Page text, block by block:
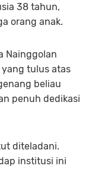
38 tahun,
orang anak.
Nainggolan
tulus atas
beliau
penuh dedikasi
diteladani.
institusi ini